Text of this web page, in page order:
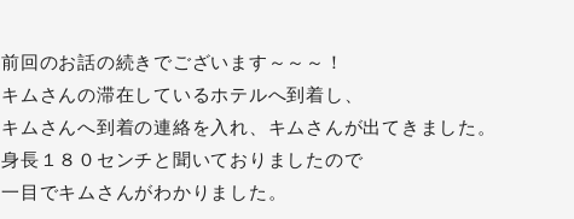
前回のお話の続きでございます～～～！
キムさんの滞在しているホテルへ到着し、
キムさんへ到着の連絡を入れ、キムさんが出てきました。
身長１８０センチと聞いておりましたので
一目でキムさんがわかりました。